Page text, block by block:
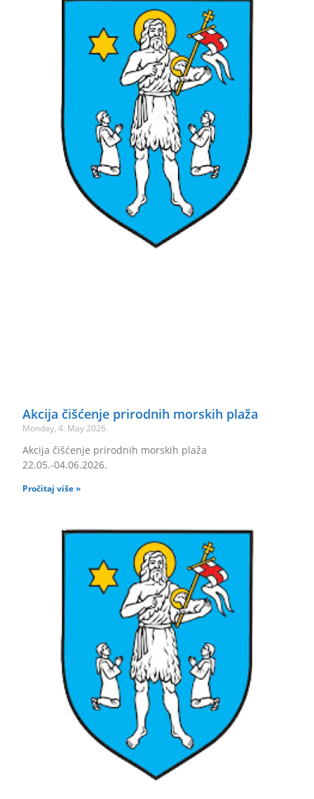
Akcija čišćenje prirodnih morskih plaža
Monday, 4. May 2026.
Akcija čišćenje prirodnih morskih plaža
22.05.-04.06.2026.
Pročitaj više »